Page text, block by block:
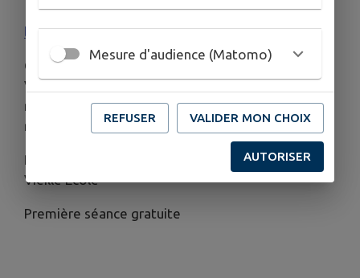
📞 Infos & contacts : 06 89 54 14 38 /
lucie.bouvet29@gmail.com
Organisé par
Madame Lucie BOUVET.
Venez partager un moment de douceur et
méditez en mouvement et en harmonie au
rythme de votre souffle.
💶 Tarifs : 10€ pour l'adhésion à l'association de la
Vieille Ecole
Première séance gratuite
Mesure d'audience (Matomo)
REFUSER VALIDER MON CHOIX
AUTORISER